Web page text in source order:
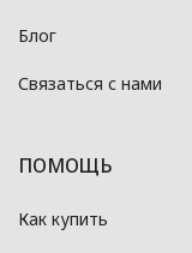
Блог
Связаться с нами
ПОМОЩЬ
Как купить